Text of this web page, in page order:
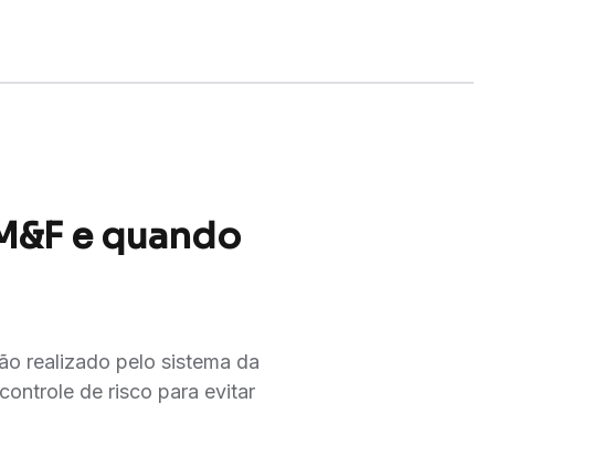
e quando
realizado pelo sistema da
de risco para evitar